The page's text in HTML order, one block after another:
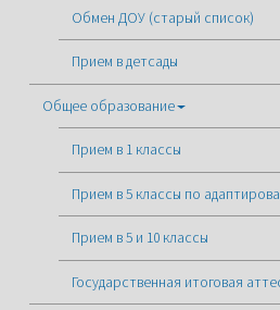
Обмен ДОУ (старый список)
Прием в детсады
Общее образование
Прием в 1 классы
Прием в 5 классы по
Прием в 5 и 10 классы
Государственная итоговая